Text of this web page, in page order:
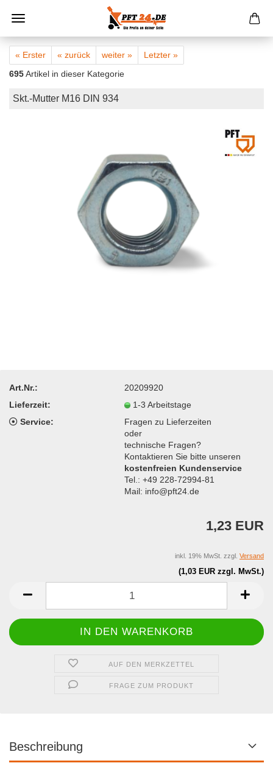
« Erster « zurück weiter »
Letzter »
695Artikel in dieser Kategorie
Skt.-Mutter M16 DIN 934
Art.Nr.:
20209920
Lieferzeit:
1-3 Arbeitstage
Service:
Fragen zu Lieferzeiten
oder
technische Fragen?
Kontaktieren Sie bitte unseren
kostenfreien Kundenservice
Tel.: +49 228-72994-81
Mail: info@pft24.de
1,23 EUR
(1,03 EUR zzgl. MwSt.)
inkl. 19% MwSt. zzgl. Versand
AUF DEN MERKZETTEL
FRAGE ZUM PRODUKT
Beschreibung